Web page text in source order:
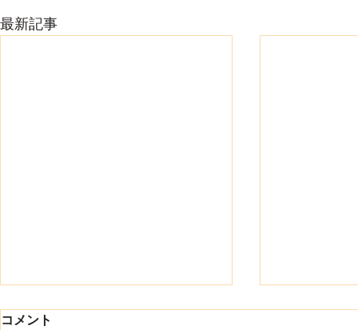
最新記事
8月になりました
コメント